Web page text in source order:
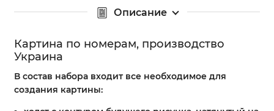
Описание
Картина по номерам, производство
Украина
В состав набора входит все необходимое для
создания картины: